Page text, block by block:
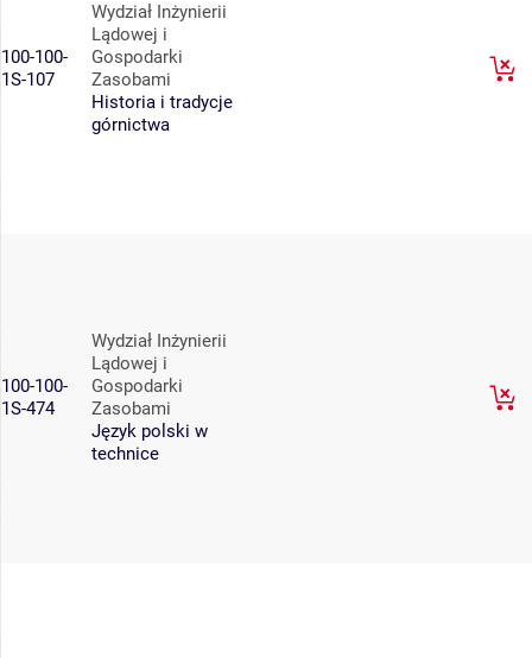
100-100-
1S-107
Wydział Inżynierii
Lądowej i
Gospodarki
Zasobami
Historia i tradycje
górnictwa
100-100-
1S-474
Wydział Inżynierii
Lądowej i
Gospodarki
Zasobami
Język polski w
technice